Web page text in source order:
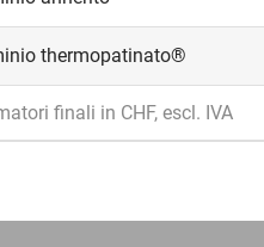
thermopatinato®
finali in CHF, escl. IVA